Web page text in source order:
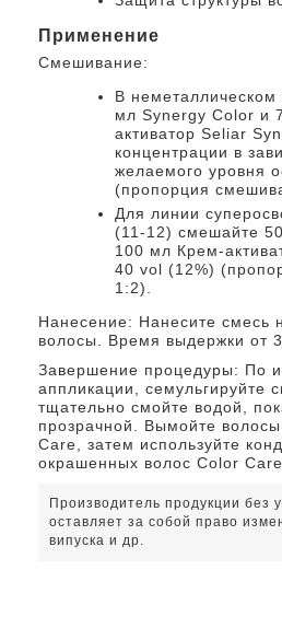
Применение
Смешивание:
В
мл Synergy Color и
активатор Seliar
концентрации в
желаемого уровня
(пропорция
Для линии
(11-12) смешайте
100 мл Крем-
40 vol (12%)
1:2).
Нанесение: Нанесите смесь
волосы. Время выдержки от
Завершение процедуры: По
аппликации, семульгируйте
тщательно смойте водой,
прозрачной. Вымойте
Care, затем используйте
окрашенных волос Color Care.
Производитель продукции без
оставляет за собой право
випуска и др.